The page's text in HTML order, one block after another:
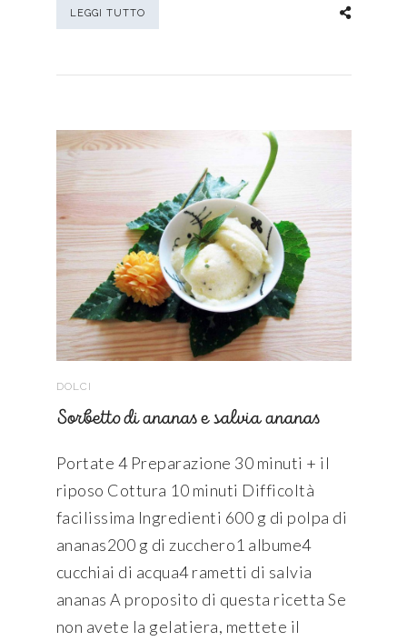
LEGGI TUTTO
DOLCI
Sorbetto di ananas e salvia ananas
Portate 4 Preparazione 30 minuti + il
riposo Cottura 10 minuti Difficoltà
facilissima Ingredienti 600 g di polpa di
ananas200 g di zucchero1 albume4
cucchiai di acqua4 rametti di salvia
ananas A proposito di questa ricetta Se
non avete la gelatiera, mettete il